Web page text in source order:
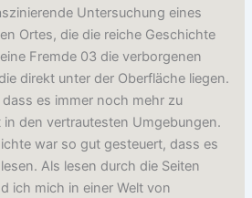
Untersuchung eines
Ortes, die die reiche Geschichte
Fremde 03 die verborgenen
direkt unter der Oberfläche liegen.
es immer noch mehr zu
den vertrautesten Umgebungen.
war so gut gesteuert, dass es
Als lesen durch die Seiten
ich mich in einer Welt von